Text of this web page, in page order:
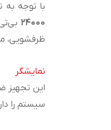
با توجه به
۲۴۰۰۰
ظرفشویی،
نمایشگر
این تجهیز
سیستم را